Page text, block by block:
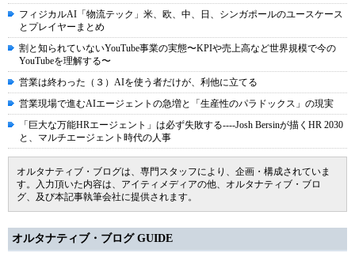
フィジカルAI「物流テック」米、欧、中、日、シンガポールのユースケース
とプレイヤーまとめ
割と知られていないYouTube事業の実態〜KPIや売上高など世界規模で今の
YouTubeを理解する〜
営業は終わった（３）AIを使う者だけが、利他に立てる
営業現場で進むAIエージェントの急増と「生産性のパラドックス」の現実
「巨大な万能HRエージェント」は必ず失敗する----Josh Bersinが描くHR 2030
と、マルチエージェント時代の人事
オルタナティブ・ブログは、専門スタッフにより、企画・構成されていま
す。入力頂いた内容は、アイティメディアの他、オルタナティブ・ブロ
グ、及び本記事執筆会社に提供されます。
オルタナティブ・ブログ GUIDE